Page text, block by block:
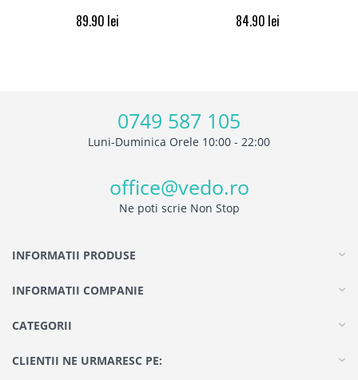
89.90 lei 84.90 lei
0749 587 105
Luni-Duminica Orele 10:00 - 22:00
office@vedo.ro
Ne poti scrie Non Stop
INFORMATII PRODUSE
INFORMATII COMPANIE
CATEGORII
CLIENTII NE URMARESC PE: